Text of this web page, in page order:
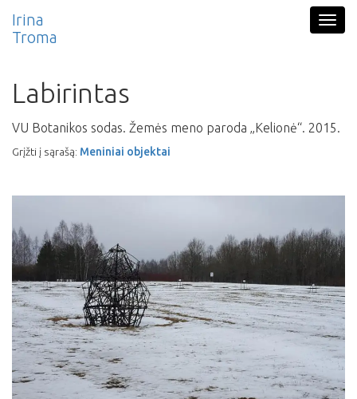
Irina
Troma
Labirintas
VU Botanikos sodas. Žemės meno paroda „Kelionė“. 2015
Grįžti į sąrašą: Meniniai objektai